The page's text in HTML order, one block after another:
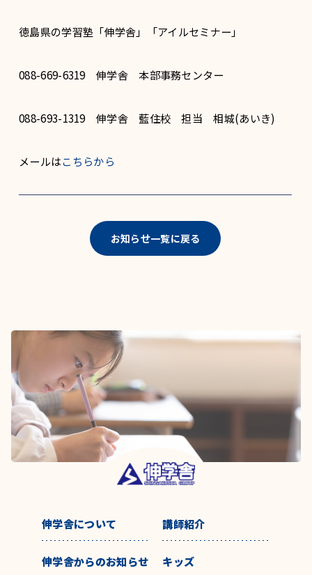
徳島県の学習塾「伸学舎」「アイルセミナー」
088-669-6319 伸学舎 本部事務センター
088-693-1319 伸学舎 藍住校 担当 相城(あいき)
メールはこちらから
お知らせ一覧に戻る
伸学舎について 講師紹介
伸学舎からのお知らせ キッズ